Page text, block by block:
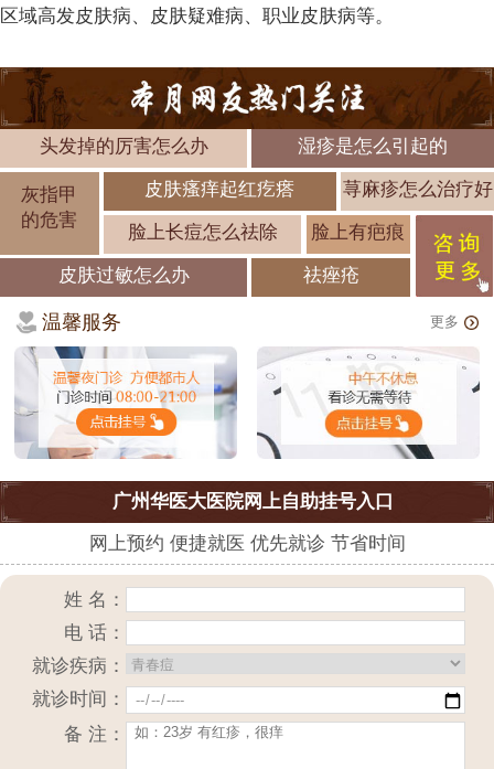
区域高发皮肤病、皮肤疑难病、职业皮肤病等。
头发掉的厉害怎么办 湿疹是怎么引起的
灰指甲
的危害
皮肤瘙痒起红疙瘩 荨麻疹怎么治疗好
脸上长痘怎么祛除 脸上有疤痕
皮肤过敏怎么办 祛痤疮
温馨服务 更多
广州华医大医院网上自助挂号入口
网上预约 便捷就医 优先就诊 节省时间
姓 名：
电 话：
就诊疾病：
就诊时间：
备 注：